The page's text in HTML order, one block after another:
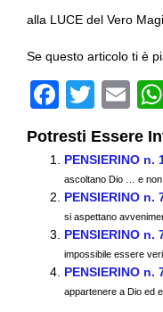
alla LUCE del Vero
Se questo articolo ti è
F
c
e
b
o
o
k
T
wi
tt
er
E
m
ail
Potresti Essere
PENSIERINO
ascoltano Dio … e non
PENSIERINO
si aspettano
PENSIERINO
impossibile essere
PENSIERINO n.
appartenere a Dio ed